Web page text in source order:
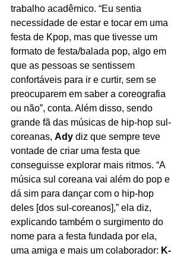
trabalho acadêmico. “Eu sentia
necessidade de estar e tocar em uma
festa de Kpop, mas que tivesse um
formato de festa/balada pop, algo em
que as pessoas se sentissem
confortáveis para ir e curtir, sem se
preocuparem em saber a coreografia
ou não”, conta. Além disso, sendo
grande fã das músicas de hip-hop sul-
coreanas, Ady diz que sempre teve
vontade de criar uma festa que
conseguisse explorar mais ritmos. “A
música sul coreana vai além do pop e
dá sim para dançar com o hip-hop
deles [dos sul-coreanos],” ela diz,
explicando também o surgimento do
nome para a festa fundada por ela,
uma amiga e mais um colaborador: K-